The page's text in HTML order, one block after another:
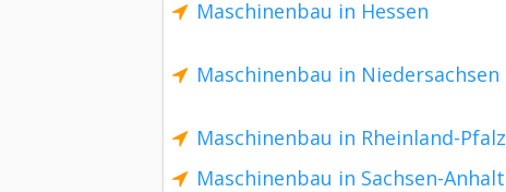
Maschinenbau in Hessen
Maschinenbau in Niedersachsen
Maschinenbau in Rheinland-Pfalz
Maschinenbau in Sachsen-Anhalt